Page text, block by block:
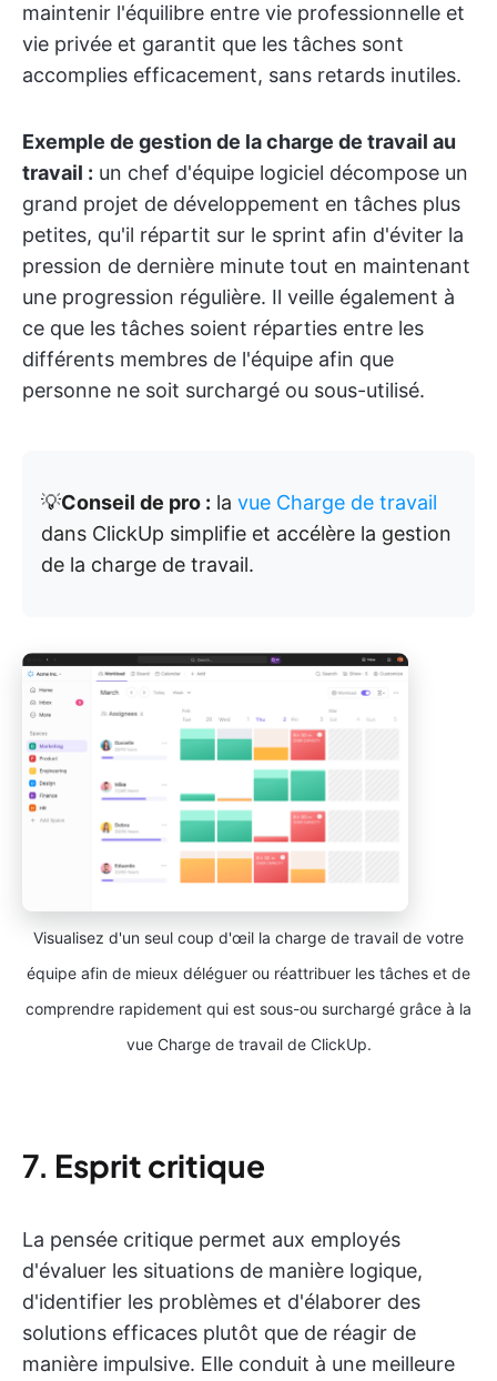
maintenir l'équilibre entre vie professionnelle et
vie privée et garantit que les tâches sont
accomplies efficacement, sans retards inutiles.
Exemple de gestion de la charge de travail au
travail : un chef d'équipe logiciel décompose un
grand projet de développement en tâches plus
petites, qu'il répartit sur le sprint afin d'éviter la
pression de dernière minute tout en maintenant
une progression régulière. Il veille également à
ce que les tâches soient réparties entre les
différents membres de l'équipe afin que
personne ne soit surchargé ou sous-utilisé.
💡Conseil de pro : la vue Charge de travail
dans ClickUp simplifie et accélère la gestion
de la charge de travail.
Visualisez d'un seul coup d'œil la charge de travail de votre
équipe afin de mieux déléguer ou réattribuer les tâches et de
comprendre rapidement qui est sous-ou surchargé grâce à la
vue Charge de travail de ClickUp.
7. Esprit critique
La pensée critique permet aux employés
d'évaluer les situations de manière logique,
d'identifier les problèmes et d'élaborer des
solutions efficaces plutôt que de réagir de
manière impulsive. Elle conduit à une meilleure